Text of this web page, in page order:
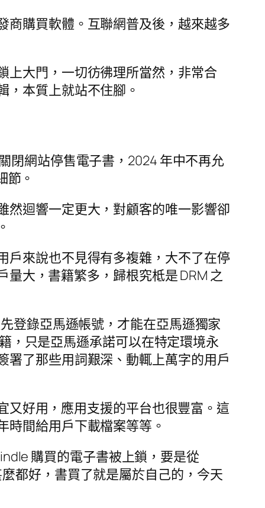
商購買軟體。互聯網普及後，越來越多
上大門，一切彷彿理所當然，非常合
，本質上就站不住腳。
閉網站停售電子書，2024 年中不再允
節。
然迴響一定更大，對顧客的唯一影響卻
戶來說也不見得有多複雜，大不了在停
大，書籍繁多，歸根究柢是 DRM 之
登錄亞馬遜帳號，才能在亞馬遜獨家
，只是亞馬遜承諾可以在特定環境永
署了那些用詞艱深、動輒上萬字的用戶
又好用，應用支援的平台也很豐富。這
間給用戶下載檔案等等。
購買的電子書被上鎖，要是從
都好，書買了就是屬於自己的，今天